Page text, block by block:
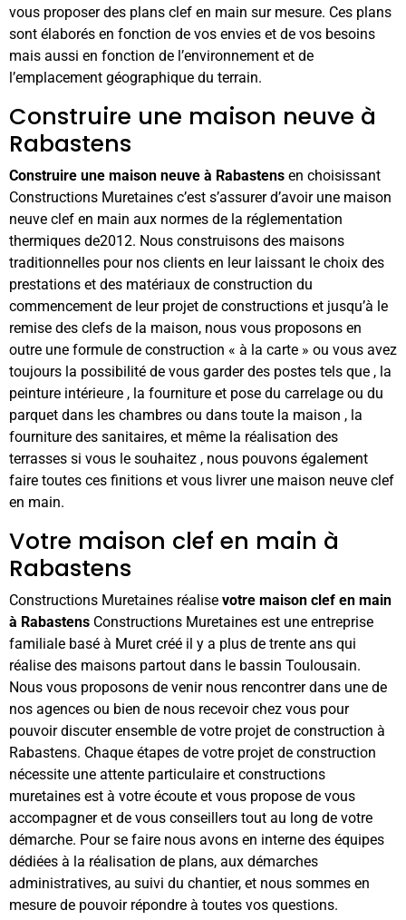
vous proposer des plans clef en main sur mesure. Ces plans
sont élaborés en fonction de vos envies et de vos besoins
mais aussi en fonction de l’environnement et de
l’emplacement géographique du terrain.
Construire une maison neuve à
Rabastens
Construire une maison neuve à Rabastens en choisissant
Constructions Muretaines c’est s’assurer d’avoir une maison
neuve clef en main aux normes de la réglementation
thermiques de2012. Nous construisons des maisons
traditionnelles pour nos clients en leur laissant le choix des
prestations et des matériaux de construction du
commencement de leur projet de constructions et jusqu’à le
remise des clefs de la maison, nous vous proposons en
outre une formule de construction « à la carte » ou vous avez
toujours la possibilité de vous garder des postes tels que , la
peinture intérieure , la fourniture et pose du carrelage ou du
parquet dans les chambres ou dans toute la maison , la
fourniture des sanitaires, et même la réalisation des
terrasses si vous le souhaitez , nous pouvons également
faire toutes ces finitions et vous livrer une maison neuve clef
en main.
Votre maison clef en main à
Rabastens
Constructions Muretaines réalise votre maison clef en main
à Rabastens Constructions Muretaines est une entreprise
familiale basé à Muret créé il y a plus de trente ans qui
réalise des maisons partout dans le bassin Toulousain.
Nous vous proposons de venir nous rencontrer dans une de
nos agences ou bien de nous recevoir chez vous pour
pouvoir discuter ensemble de votre projet de construction à
Rabastens. Chaque étapes de votre projet de construction
nécessite une attente particulaire et constructions
muretaines est à votre écoute et vous propose de vous
accompagner et de vous conseillers tout au long de votre
démarche. Pour se faire nous avons en interne des équipes
dédiées à la réalisation de plans, aux démarches
administratives, au suivi du chantier, et nous sommes en
mesure de pouvoir répondre à toutes vos questions.